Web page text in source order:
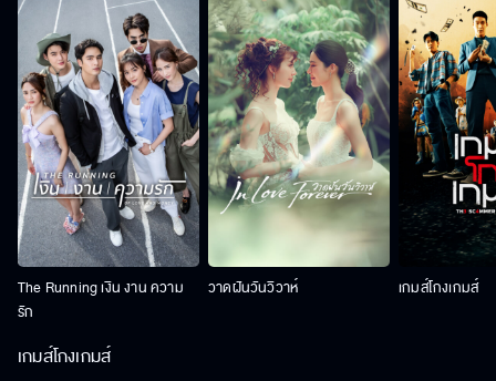
The Running เงิน งาน ความ
รัก
วาดฝันวันวิวาห์ เกมส์โกงเกมส์
เกมส์โกงเกมส์